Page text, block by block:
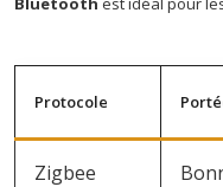
Protocole
Zigbee